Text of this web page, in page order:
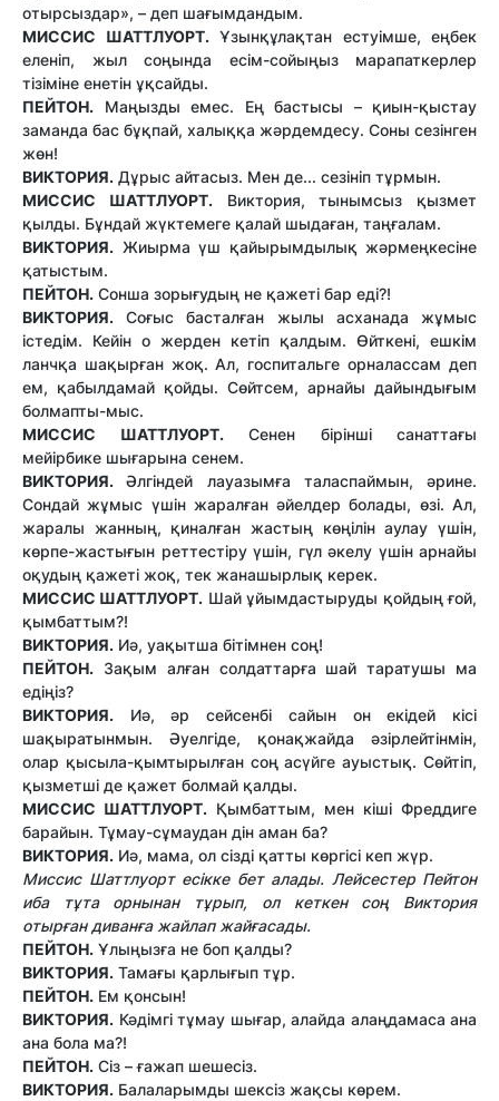
отырсыздар», – деп шағымдандым.
МИССИС ШАТТЛУОРТ.Ұзынқұлақтан естуімше, еңбек
еленіп, жыл соңында есім-сойыңыз марапаткерлер
тізіміне енетін ұқсайды.
ПЕЙТОН. Маңызды емес. Ең бастысы – қиын-қыстау
заманда бас бұқпай, халыққа жәрдемдесу. Соны сезінген
жөн!
ВИКТОРИЯ. Дұрыс айтасыз. Мен де... сезініп тұрмын.
МИССИС ШАТТЛУОРТ.Виктория, тынымсыз қызмет
қылды. Бұндай жүктемеге қалай шыдаған, таңғалам.
ВИКТОРИЯ. Жиырма үш қайырымдылық жәрмеңкесіне
қатыстым.
ПЕЙТОН. Сонша зорығудың не қажеті бар еді?!
ВИКТОРИЯ. Соғыс басталған жылы асханада жұмыс
істедім. Кейін о жерден кетіп қалдым. Өйткені, ешкім
ланчқа шақырған жоқ. Ал, госпитальге орналассам деп
ем, қабылдамай қойды. Сөйтсем, арнайы дайындығым
болмапты-мыс.
МИССИС ШАТТЛУОРТ.Сенен бірінші санаттағы
мейірбике шығарына сенем.
ВИКТОРИЯ.
Әлгіндей лауазымға таласпаймын, әрине.
Сондай жұмыс үшін жаралған әйелдер болады, өзі. Ал,
жаралы жанның, қиналған жастың көңілін аулау үшін,
көрпе-жастығын реттестіру үшін, гүл әкелу үшін арнайы
оқудың қажеті жоқ, тек жанашырлық керек.
МИССИС ШАТТЛУОРТ. Шай ұйымдастыруды қойдың ғой,
қымбаттым?!
ВИКТОРИЯ. Иә, уақытша бітімнен соң!
ПЕЙТОН. Зақым алған солдаттарға шай таратушы ма
едіңіз?
ВИКТОРИЯ. Иә, әр сейсенбі сайын он екідей кісі
шақыратынмын. Әуелгіде, қонақжайда әзірлейтінмін,
олар қысыла-қымтырылған соң асүйге ауыстық. Сөйтіп,
қызметші де қажет болмай қалды.
МИССИС ШАТТЛУОРТ. Қымбаттым, мен кіші Фреддиге
барайын. Тұмау-сұмаудан дін аман ба?
ВИКТОРИЯ. Иә, мама, ол сізді қатты көргісі кеп жүр.
Миссис Шаттлуорт есікке бет алады. Лейсестер Пейтон
иба тұта орнынан тұрып, ол кеткен соң Виктория
отырған диванға жайлап жайғасады.
ПЕЙТОН. Ұлыңызға не боп қалды?
ВИКТОРИЯ. Тамағы қарлығып тұр.
ПЕЙТОН. Ем қонсын!
ВИКТОРИЯ. Кәдімгі тұмау шығар, алайда алаңдамаса ана
ана бола ма?!
ПЕЙТОН. Сіз – ғажап шешесіз.
ВИКТОРИЯ. Балаларымды шексіз жақсы көрем.